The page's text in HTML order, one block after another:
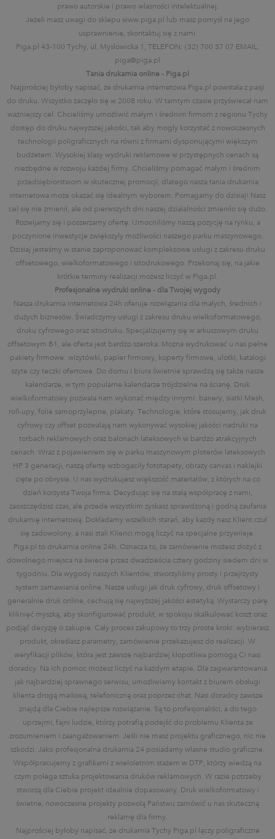
prawo autorskie i prawo własności intelektualnej.
Jeżeli masz uwagi do sklepu www.piga.pl lub masz pomysł na jego
usprawnienie, skontaktuj się z nami.
Piga.pl 43-100 Tychy, ul. Mysłowicka 1, TELEFON: (32) 700 37 07 EMAIL:
piga@piga.pl
Tania drukarnia online - Piga.pl
Najprościej byłoby napisać, że drukarnia internetowa Piga.pl powstała z pasji
do druku. Wszystko zaczęło się w 2008 roku. W tamtym czasie przyświecał nam
ważniejszy cel. Chcieliśmy umożliwić małym i średnim firmom z regionu Tychy
dostęp do druku najwyższej jakości, tak aby mogły korzystać z nowoczesnych
technologii poligraficznych na równi z firmami dysponującymi większym
budżetem. Wysokiej klasy wydruki reklamowe w przystępnych cenach są
niezbędne w rozwoju każdej firmy. Chcieliśmy pomagać małym i średnim
przedsiębiorstwom w skutecznej promocji, dlatego nasza tania drukarnia
internetowa może okazać się idealnym wyborem. Pomagamy do dzisiaj! Nasz
cel się nie zmienił, ale od pierwszych dni naszej działalności zmieniło się dużo.
Rozwijamy się i poszerzamy ofertę. Umocniliśmy naszą pozycję na rynku, a
poczynione inwestycje zwiększyły możliwości naszego parku maszynowego.
Dzisiaj jesteśmy w stanie zaproponować kompleksowe usługi z zakresu druku
offsetowego, wielkoformatowego i sitodrukowego. Przekonaj się, na jakie
krótkie terminy realizacji możesz liczyć w Piga.pl.
Profesjonalne wydruki online - dla Twojej wygody
Nasza drukarnia internetowa 24h oferuje rozwiązania dla małych, średnich i
dużych biznesów. Świadczymy usługi z zakresu druku wielkoformatowego,
druku cyfrowego oraz sitodruku. Specjalizujemy się w arkuszowym druku
offsetowym B1, ale oferta jest bardzo szeroka. Można wydrukować u nas pełne
pakiety firmowe: wizytówki, papier firmowy, koperty firmowe, ulotki, katalogi
szyte czy teczki ofertowe. Do domu i biura świetnie sprawdzą się także nasze
kalendarze, w tym popularne kalendarze trójdzielne na ścianę. Druk
wielkoformatowy pozwala nam wykonać między innymi: banery, siatki Mesh,
roll-upy, folie samoprzylepne, plakaty. Technologie, które stosujemy, jak druk
cyfrowy czy offset pozwalają nam wykonywać wysokiej jakości nadruki na
torbach reklamowych oraz balonach lateksowych w bardzo atrakcyjnych
cenach. Wraz z pojawieniem się w parku maszynowym ploterów lateksowych
HP 3 generacji, naszą ofertę wzbogaciły fototapety, obrazy canvas i naklejki
cięte po obrysie. U nas wydrukujesz większość materiałów, z których na co
dzień korzysta Twoja firma. Decydując się na stałą współpracę z nami,
zaoszczędzisz czas, ale przede wszystkim zyskasz sprawdzoną i godną zaufania
drukarnię internetową. Dokładamy wszelkich starań, aby każdy nasz Klient czuł
się zadowolony, a nasi stali Klienci mogą liczyć na specjalne przywileje.
Piga.pl to drukarnia online 24h. Oznacza to, że zamówienie możesz złożyć z
dowolnego miejsca na świecie przez dwadzieścia cztery godziny siedem dni w
tygodniu. Dla wygody naszych Klientów, stworzyliśmy prosty i przejrzysty
system zamawiania online. Nasze usługi jak druk cyfrowy, druk offsetowy i
generalnie druk online, cechują się najwyższej jakości estetyką. Wystarczy parę
kliknięć myszką, aby skonfigurować produkt, w spokoju skalkulować koszt oraz
podjąć decyzję o zakupie. Cały proces zakupowy to trzy proste kroki: wybierasz
produkt, określasz parametry, zamówienie przekazujesz do realizacji. W
weryfikacji plików, która jest zawsze najbardziej kłopotliwa pomogą Ci nasi
doradcy. Na ich pomoc możesz liczyć na każdym etapie. Dla zagwarantowania
jak najbardziej sprawnego serwisu, umożliwiamy kontakt z biurem obsługi
klienta drogą mailową, telefoniczną oraz poprzez chat. Nasi doradcy zawsze
znajdą dla Ciebie najlepsze rozwiązanie. Są to profesjonaliści, a do tego
uprzejmi, fajni ludzie, którzy potrafią podejść do problemu Klienta ze
zrozumieniem i zaangażowaniem. Jeśli nie masz projektu graficznego, nic nie
szkodzi. Jako profesjonalna drukarnia 24 posiadamy własne studio graficzne.
Współpracujemy z grafikami z wieloletnim stażem w DTP, którzy wiedzą na
czym polega sztuka projektowania druków reklamowych. W razie potrzeby
stworzą dla Ciebie projekt idealnie dopasowany. Druk wielkoformatowy i
świetne, nowoczesne projekty pozwolą Państwu zamówić u nas skuteczną
reklamę dla firmy.
Najprościej byłoby napisać, że drukarnia Tychy Piga.pl łączy poligraficzne